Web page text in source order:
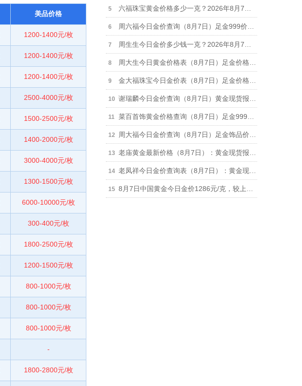
美品价格
1200-1400元/枚
1200-1400元/枚
1200-1400元/枚
2500-4000元/枚
1500-2500元/枚
1400-2000元/枚
3000-4000元/枚
1300-1500元/枚
6000-10000元/枚
300-400元/枚
1800-2500元/枚
1200-1500元/枚
800-1000元/枚
800-1000元/枚
800-1000元/枚
-
1800-2800元/枚